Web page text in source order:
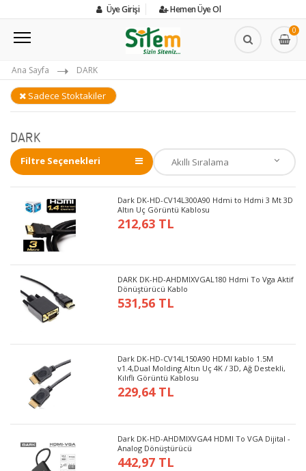
Üye Girişi Hemen Üye Ol
0
Ana Sayfa DARK
Sadece Stoktakiler
DARK
Filtre Seçenekleri
Dark DK-HD-CV14L300A90 Hdmi to Hdmi 3 Mt 3D
Altın Uç Görüntü Kablosu
212,63 TL
DARK DK-HD-AHDMIXVGAL180 Hdmi To Vga Aktif
Dönüştürücü Kablo
531,56 TL
Dark DK-HD-CV14L150A90 HDMI kablo 1.5M
v1.4,Dual Molding Altın Uç 4K / 3D, Ağ Destekli,
Kılıflı Görüntü Kablosu
229,64 TL
Dark DK-HD-AHDMIXVGA4 HDMI To VGA Dijital -
Analog Dönüştürücü
442,97 TL